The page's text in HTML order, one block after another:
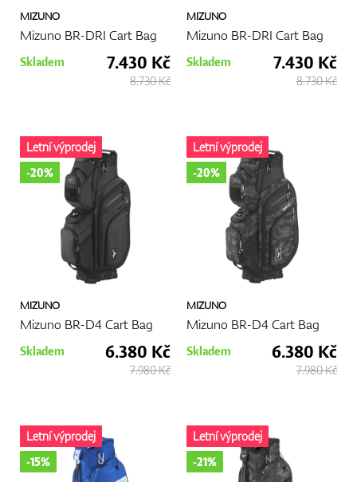
Doplňky
MIZUNO
Mizuno BR-DRI Cart Bag
Skladem 7.430 Kč
8.730 Kč
MIZUNO
Mizuno BR-DRI Cart Bag
Skladem 7.430 Kč
8.730 Kč
MIZUNO
Mizuno BR-D4 Cart Bag
Letní výprodej
-20%
Skladem 6.380 Kč
7.980 Kč
MIZUNO
Mizuno BR-D4 Cart Bag
Letní výprodej
-20%
Skladem 6.380 Kč
7.980 Kč
Letní výprodej
-15%
Letní výprodej
-21%